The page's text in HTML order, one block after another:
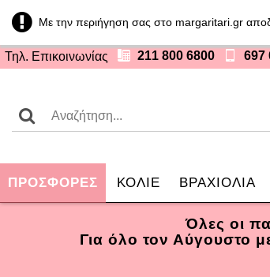
Με την περιήγηση σας στο margaritari.gr
Τηλ. Επικοινωνίας 211 800 6800 697
ΠΡΟΣΦOΡΕΣ ΚΟΛΙΕ ΒΡΑΧΙΟΛΙΑ
Όλες οι
Για όλο τον Αύγουστο